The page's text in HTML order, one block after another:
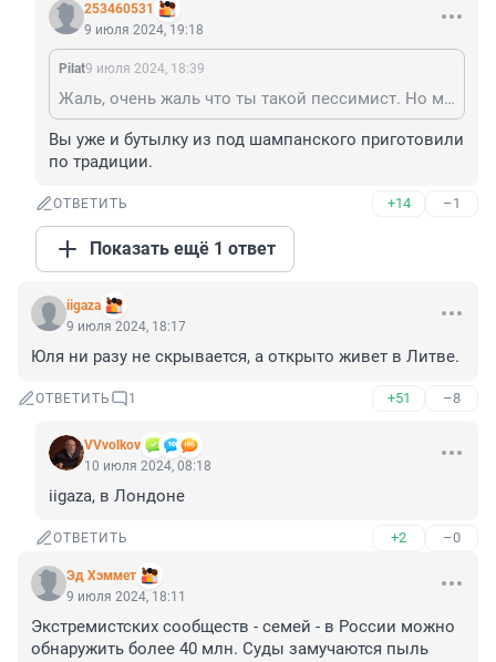
253460531
9 июля 2024, 19:18
Pilat9 июля 2024, 18:39
Жаль, очень жаль что ты такой пессимист. Но мы всем ФСИН верим, что наше радушие не оставит её равнодушной.
Вы уже и бутылку из под шампанского приготовили
по традиции.
ОТВЕТИТЬ +14 –1
Показать ещё 1 ответ
iigaza
9 июля 2024, 18:17
Юля ни разу не скрывается, а открыто живет в Литве.
ОТВЕТИТЬ 1 +51 –8
VVvolkov
10 июля 2024, 08:18
iigaza, в Лондоне
ОТВЕТИТЬ +2 –0
Эд Хэммет
9 июля 2024, 18:11
Экстремистских сообществ - семей - в России можно
обнаружить более 40 млн. Суды замучаются пыль